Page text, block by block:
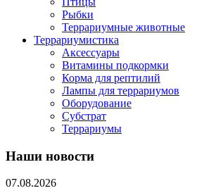
Рыбки
Террариумные животные
Террариумистика
Аксессуары
Витамины подкормки
Корма для рептилий
Лампы для террариумов
Оборудование
Субстрат
Террариумы
Наши новости
07.08.2026